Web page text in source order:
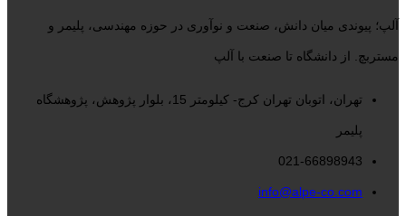
آلپ؛ پیوندی میان دانش، صنعت و نوآوری در حوزه مهندسی، پلیمر و
مستربچ. از دانشگاه تا صنعت با آلپ
تهران، اتوبان تهران کرج- کیلومتر 15، بلوار پژوهش، پژوهشگاه
پلیمر
021-66898943
info@alpe-co.com